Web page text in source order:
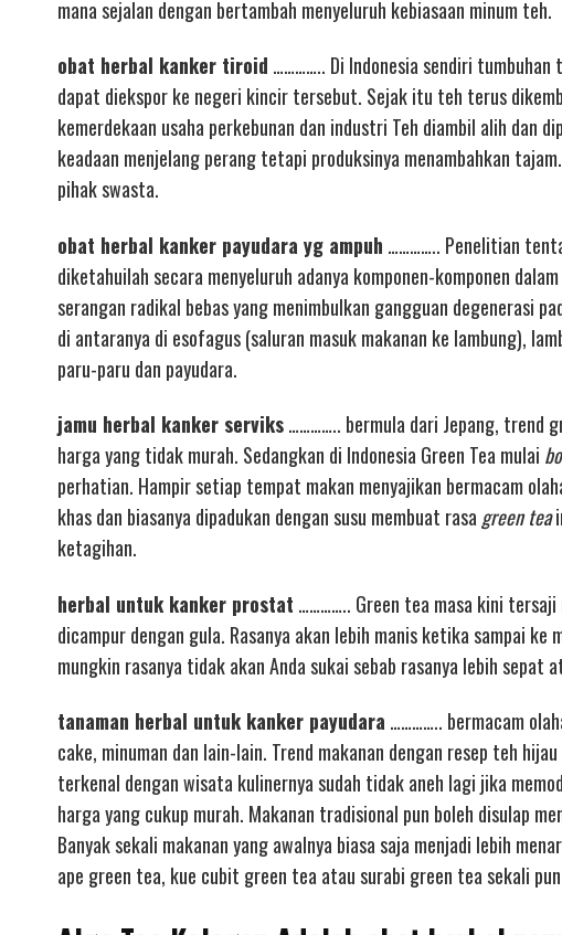
mana sejalan dengan bertambah menyeluruh kebiasaan minum teh.
obat herbal kanker tiroid ………….. Di Indonesia sendiri tumbuhan
dapat diekspor ke negeri kincir tersebut. Sejak itu teh terus
kemerdekaan usaha perkebunan dan industri Teh diambil alih dan
keadaan menjelang perang tetapi produksinya menambahkan
pihak swasta.
obat herbal kanker payudara yg ampuh ………….. Penelitian
diketahuilah secara menyeluruh adanya komponen-komponen
serangan radikal bebas yang menimbulkan gangguan degenerasi
di antaranya di esofagus (saluran masuk makanan ke lambung),
paru-paru dan payudara.
jamu herbal kanker serviks………….. bermula dari Jepang, trend
harga yang tidak murah. Sedangkan di Indonesia Green Tea mulai
perhatian. Hampir setiap tempat makan menyajikan bermacam
khas dan biasanya dipadukan dengan susu membuat rasa green tea
ketagihan.
herbal untuk kanker prostat ………….. Green tea masa kini tersaji
dicampur dengan gula. Rasanya akan lebih manis ketika sampai
mungkin rasanya tidak akan Anda sukai sebab rasanya lebih sepat
tanaman herbal untuk kanker payudara ………….. bermacam
cake, minuman dan lain-lain. Trend makanan dengan resep teh
terkenal dengan wisata kulinernya sudah tidak aneh lagi jika
harga yang cukup murah. Makanan tradisional pun boleh disulap
Banyak sekali makanan yang awalnya biasa saja menjadi lebih
ape green tea, kue cubit green tea atau surabi green tea sekali pun